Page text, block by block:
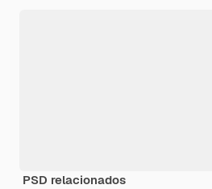
PSD relacionados